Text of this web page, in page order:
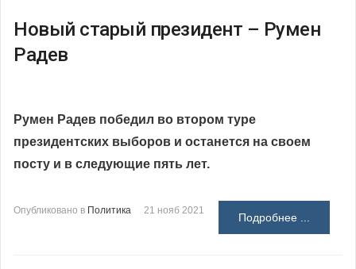
Новый старый президент – Румен
Радев
Румен Радев победил во втором туре
президентских выборов и останется на своем
посту и в следующие пять лет.
Опубликовано в Политика 21 нояб 2021
Подробнее ...